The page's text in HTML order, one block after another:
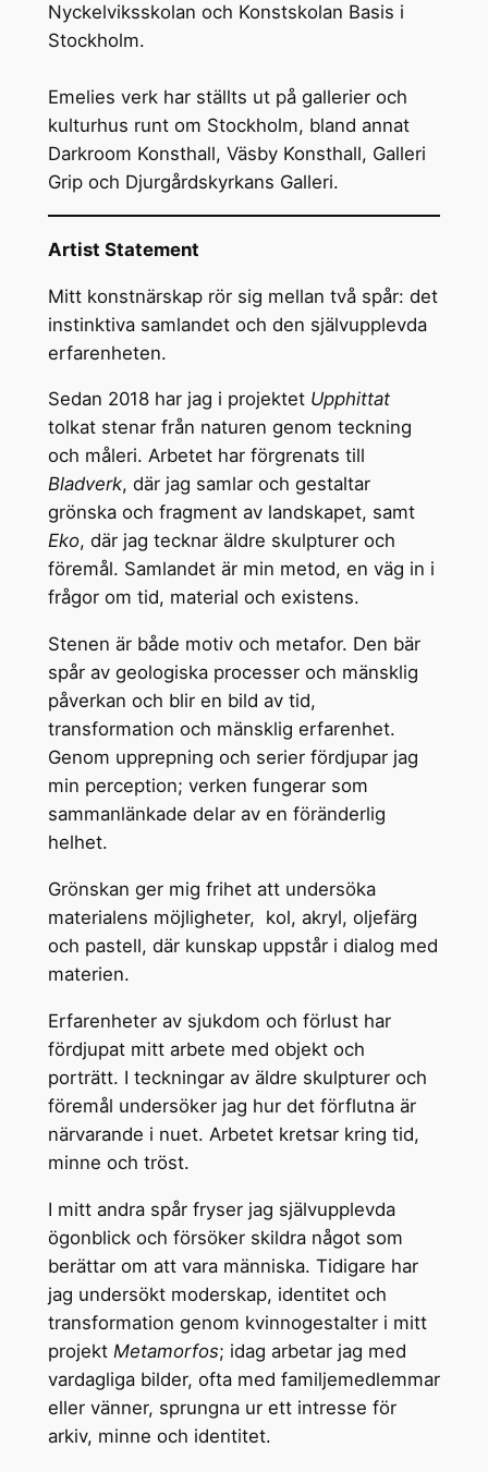
Nyckelviksskolan och Konstskolan Basis i
Stockholm.
Emelies verk har ställts ut på gallerier och
kulturhus runt om Stockholm, bland annat
Darkroom Konsthall, Väsby Konsthall, Galleri
Grip och Djurgårdskyrkans Galleri.
Artist Statement
Mitt konstnärskap rör sig mellan två spår: det
instinktiva samlandet och den självupplevda
erfarenheten.
Sedan 2018 har jag i projektet Upphittat
tolkat stenar från naturen genom teckning
och måleri. Arbetet har förgrenats till
Bladverk, där jag samlar och gestaltar
grönska och fragment av landskapet, samt
Eko, där jag tecknar äldre skulpturer och
föremål. Samlandet är min metod, en väg in i
frågor om tid, material och existens.
Stenen är både motiv och metafor. Den bär
spår av geologiska processer och mänsklig
påverkan och blir en bild av tid,
transformation och mänsklig erfarenhet.
Genom upprepning och serier fördjupar jag
min perception; verken fungerar som
sammanlänkade delar av en föränderlig
helhet.
Grönskan ger mig frihet att undersöka
materialens möjligheter, kol, akryl, oljefärg
och pastell, där kunskap uppstår i dialog med
materien.
Erfarenheter av sjukdom och förlust har
fördjupat mitt arbete med objekt och
porträtt. I teckningar av äldre skulpturer och
föremål undersöker jag hur det förflutna är
närvarande i nuet. Arbetet kretsar kring tid,
minne och tröst.
I mitt andra spår fryser jag självupplevda
ögonblick och försöker skildra något som
berättar om att vara människa. Tidigare har
jag undersökt moderskap, identitet och
transformation genom kvinnogestalter i mitt
projekt Metamorfos; idag arbetar jag med
vardagliga bilder, ofta med familjemedlemmar
eller vänner, sprungna ur ett intresse för
arkiv, minne och identitet.